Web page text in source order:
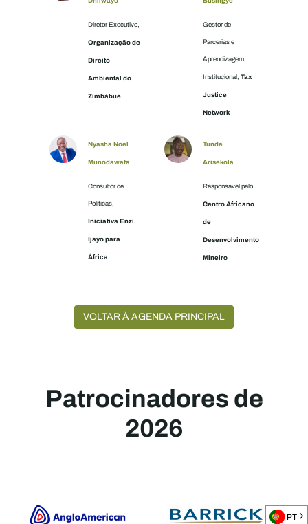
Diretor Executivo,
Organização de
Direito
Ambiental do
Zimbábue
Gestor de
Parcerias e
Aprendizagem
Institucional, Tax
Justice
Network
Nyasha Noel
Munodawafa
Consultor de
Políticas,
Iniciativa Enzi
Ijayo para
África
Tunde
Arisekola
Responsável pelo
Centro Africano
de
Desenvolvimento
Mineiro
VOLTAR À AGENDA PRINCIPAL
Patrocinadores de
2026
PT